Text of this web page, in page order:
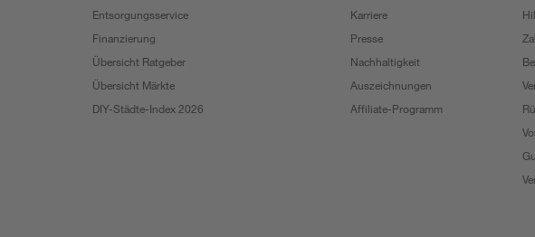
Entsorgungsservice
Finanzierung
Übersicht Ratgeber
Übersicht Märkte
DIY-Städte-Index 2026
Karriere
Presse
Nachhaltigkeit
Auszeichnungen
Affiliate-Programm